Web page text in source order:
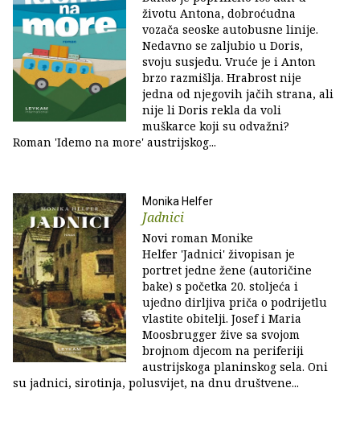
životu Antona, dobroćudna
vozača seoske autobusne linije.
Nedavno se zaljubio u Doris,
svoju susjedu. Vruće je i Anton
brzo razmišlja. Hrabrost nije
jedna od njegovih jačih strana, ali
nije li Doris rekla da voli
muškarce koji su odvažni?
Roman 'Idemo na more' austrijskog...
Monika Helfer
Jadnici
Novi roman Monike
Helfer 'Jadnici' živopisan je
portret jedne žene (autoričine
bake) s početka 20. stoljeća i
ujedno dirljiva priča o podrijetlu
vlastite obitelji. Josef i Maria
Moosbrugger žive sa svojom
brojnom djecom na periferiji
austrijskoga planinskog sela. Oni
su jadnici, sirotinja, polusvijet, na dnu društvene...